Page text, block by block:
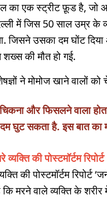
का एक स्ट्रीट फ़ूड है, जो
में जिस 50 साल उम्र के
जिसने उसका दम घोंट
की मौत हो गई.
ने मोमोज खाने वालों
और फिसलने वाला
घुट सकता है. इस बात का
की पोस्टमॉर्टम रिपोर्ट
की पोस्टमॉर्टम
मरने वाले व्यक्ति के शरीर